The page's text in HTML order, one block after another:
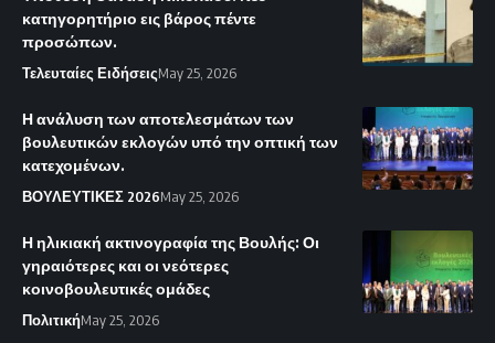
κατηγορητήριο εις βάρος πέντε
προσώπων.
Τελευταίες ΕιδήσειςMay 25, 2026
Η ανάλυση των αποτελεσμάτων των
βουλευτικών εκλογών υπό την οπτική των
κατεχομένων.
ΒΟΥΛΕΥΤΙΚΕΣ 2026May 25, 2026
Η ηλικιακή ακτινογραφία της Βουλής: Οι
γηραιότερες και οι νεότερες
κοινοβουλευτικές ομάδες
ΠολιτικήMay 25, 2026